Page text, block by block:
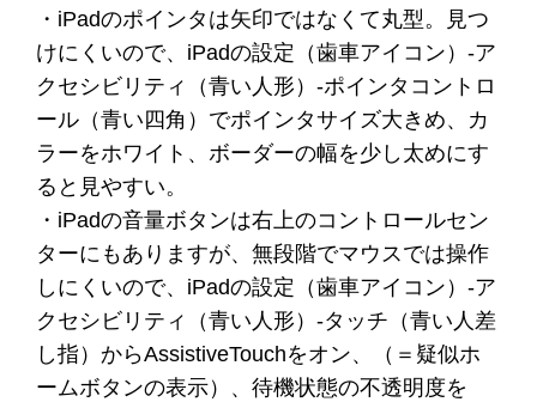
・iPadのポインタは矢印ではなくて丸型。見つ
けにくいので、iPadの設定（歯車アイコン）-ア
クセシビリティ（青い人形）-ポインタコントロ
ール（青い四角）でポインタサイズ大きめ、カ
ラーをホワイト、ボーダーの幅を少し太めにす
ると見やすい。
・iPadの音量ボタンは右上のコントロールセン
ターにもありますが、無段階でマウスでは操作
しにくいので、iPadの設定（歯車アイコン）-ア
クセシビリティ（青い人形）-タッチ（青い人差
し指）からAssistiveTouchをオン、（＝疑似ホ
ームボタンの表示）、待機状態の不透明度を